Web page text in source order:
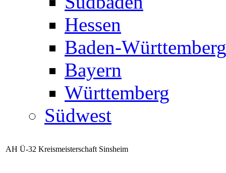
Hessen
Baden-Württemberg
Bayern
Württemberg
Südwest
AH Ü-32 Kreismeisterschaft Sinsheim